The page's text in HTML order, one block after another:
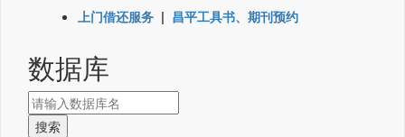
上门借还服务 | 昌平工具书、期刊预约
数据库